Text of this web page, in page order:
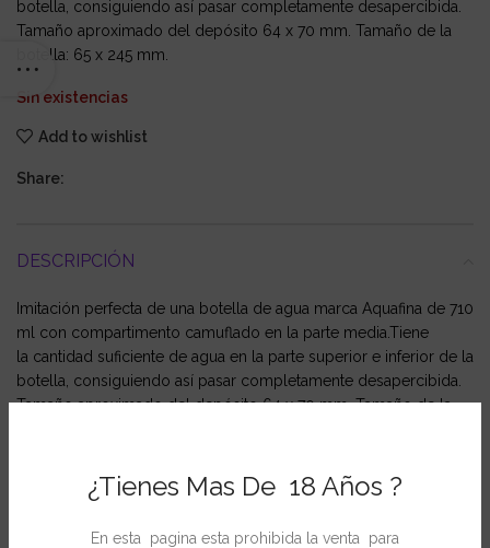
¿Tienes Mas De 18 Años ?
En esta pagina esta prohibida la venta para
botella, consiguiendo así pasar completamente desapercibida.
Tamaño aproximado del depósito 64 x 70 mm. Tamaño de la
botella: 65 x 245 mm.
Sin existencias
Add to wishlist
Share:
DESCRIPCIÓN
Imitación perfecta de una botella de agua marca Aquafina de 710
ml con compartimento camuflado en la parte media.Tiene
la cantidad suficiente de agua en la parte superior e inferior de la
botella, consiguiendo así pasar completamente desapercibida.
Tamaño aproximado del depósito 64 x 70 mm. Tamaño de la